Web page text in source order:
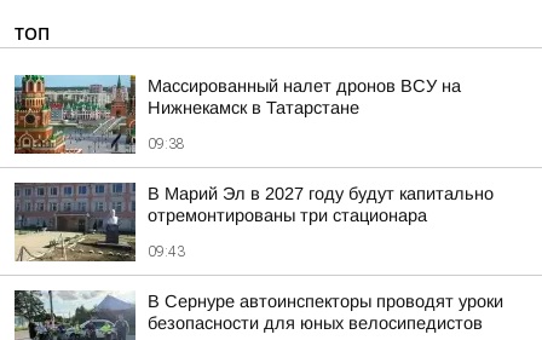
ТОП
Массированный налет дронов ВСУ на
Нижнекамск в Татарстане
09:38
В Марий Эл в 2027 году будут капитально
отремонтированы три стационара
09:43
В Сернуре автоинспекторы проводят уроки
безопасности для юных велосипедистов